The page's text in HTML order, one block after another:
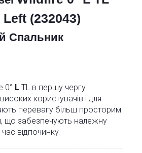
(232043)
Спальник
0° L TL в першу чергу
користувачів і для
перевагу більш просторим
що забезпечують належну
відпочинку.